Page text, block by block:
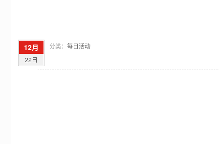
12月
22日
分类： 每日活动